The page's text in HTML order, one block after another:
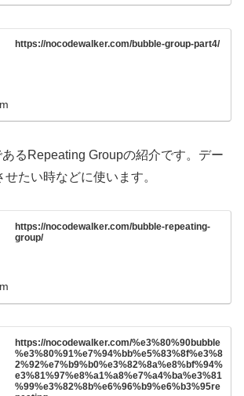
https://nocodewalker.com/bubble-group-part4/
るRepeating Groupの紹介です。デー
たい時などに使います。
https://nocodewalker.com/bubble-repeating-
group/
https://nocodewalker.com/%e3%80%90bubble
%e3%80%91%e7%94%bb%e5%83%8f%e3%8
2%92%e7%b9%b0%e3%82%8a%e8%bf%94%
e3%81%97%e8%a1%a8%e7%a4%ba%e3%81
%99%e3%82%8b%e6%96%b9%e6%b3%95re